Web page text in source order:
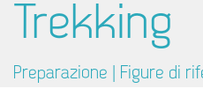
Trekking
Preparazione | Figure di